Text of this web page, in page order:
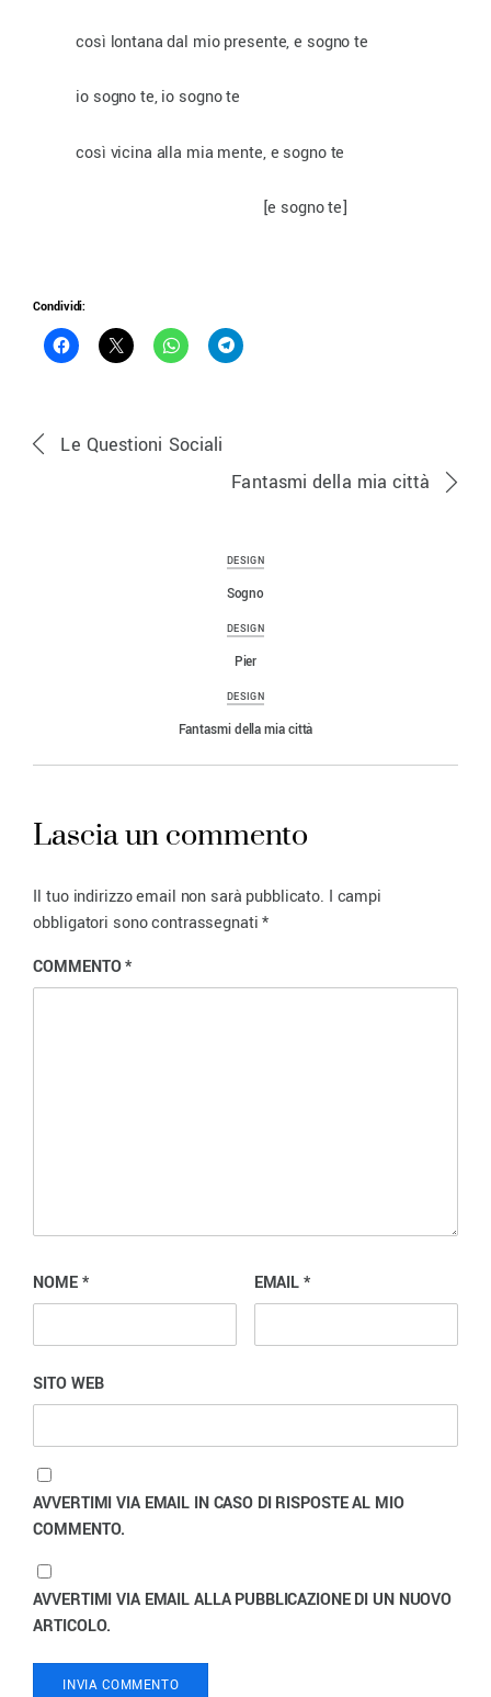
così lontana dal mio presente, e sogno te
io sogno te, io sogno te
così vicina alla mia mente, e sogno te
[e sogno te]
Condividi:
Le Questioni Sociali
Fantasmi della mia città
DESIGN
Sogno
DESIGN
Pier
DESIGN
Fantasmi della mia città
Lascia un commento
Il tuo indirizzo email non sarà pubblicato. I campi
obbligatori sono contrassegnati*
COMMENTO*
NOME* EMAIL*
SITO WEB
AVVERTIMI VIA EMAIL IN CASO DI RISPOSTE AL MIO
COMMENTO.
AVVERTIMI VIA EMAIL ALLA PUBBLICAZIONE DI UN NUOVO
ARTICOLO.